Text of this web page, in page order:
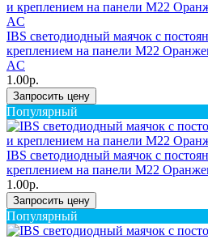
IBS светодиодный маячок с
креплением на панели M22
AC
1.00р.
Запросить цену
Популярный
IBS светодиодный маячок с
креплением на панели M22
1.00р.
Запросить цену
Популярный